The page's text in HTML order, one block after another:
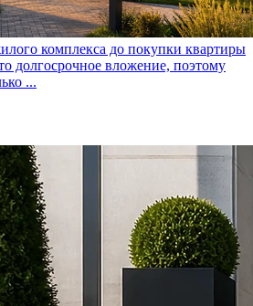
комплекса до покупки квартиры
долгосрочное вложение, поэтому
...